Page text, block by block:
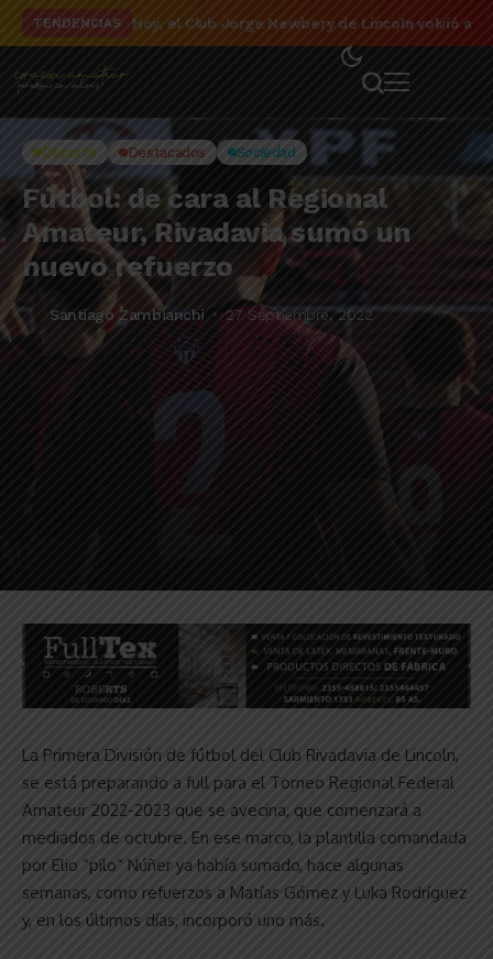
TENDENCIAS El detalle de la campaña de El Linqueño en el
Deporte Destacados Sociedad
Fútbol: de cara al Regional
Amateur, Rivadavia sumó un
nuevo refuerzo
Santiago Zambianchi 27 Septiembre, 2022
La Primera División de fútbol del Club Rivadavia de Lincoln,
se está preparando a full para el Torneo Regional Federal
Amateur 2022-2023 que se avecina, que comenzará a
mediados de octubre. En ese marco, la plantilla comandada
por Elio “pilo” Núñer ya había sumado, hace algunas
semanas, como refuerzos a Matías Gómez y Luka Rodríguez
y, en los últimos días, incorporó uno más.